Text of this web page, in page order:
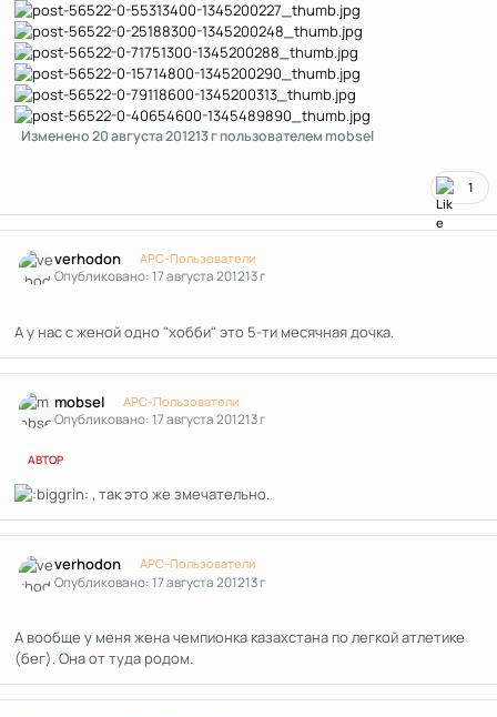
Изменено20 августа 201213 гпользователем mobsel
1
verhodon APC-Пользователи
Опубликовано:17 августа 201213 г
А у нас с женой одно "хобби" это 5-ти месячная дочка.
mobsel APC-Пользователи
Опубликовано:17 августа 201213 г
АВТОР
, так это же змечательно.
verhodon APC-Пользователи
Опубликовано:17 августа 201213 г
А вообще у меня жена чемпионка казахстана по легкой атлетике
(бег). Она от туда родом.